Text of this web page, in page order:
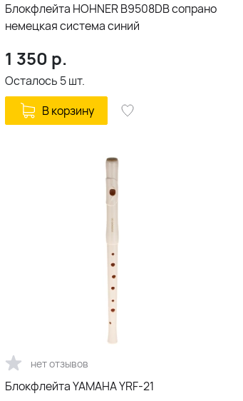
Блокфлейта HOHNER B9508DB сопрано
немецкая система синий
1 350 р.
Осталось 5шт.
В корзину
нет отзывов
Блокфлейта YAMAHA YRF-21